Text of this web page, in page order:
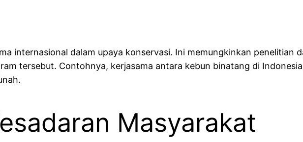
internasional dalam upaya konservasi. Ini memungkinkan penelitian
tersebut. Contohnya, kerjasama antara kebun binatang di
Masyarakat